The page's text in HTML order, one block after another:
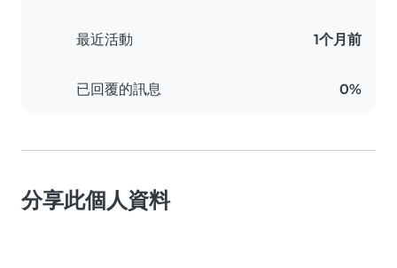
最近活動 1个月前
已回覆的訊息 0%
分享此個人資料